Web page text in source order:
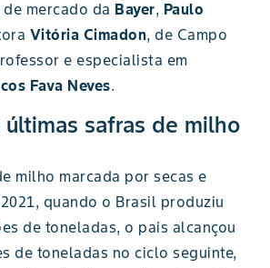
mercado da Bayer, Paulo
Vitória Cimadon, de Campo
e especialista em
Fava Neves.
últimas safras de milho
milho marcada por secas e
quando o Brasil produziu
de toneladas, o país alcançou
de toneladas no ciclo seguinte,